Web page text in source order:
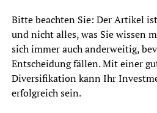
Bitte beachten Sie: Der Artikel
und nicht alles, was Sie wissen
sich immer auch anderweitig,
Entscheidung fällen. Mit einer
Diversifikation kann Ihr
erfolgreich sein.